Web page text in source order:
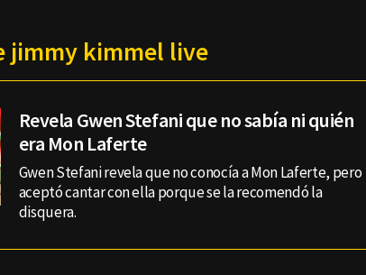
jimmy kimmel live
Revela Gwen Stefani que no sabía ni quién
era Mon Laferte
Gwen Stefani revela que no conocía a Mon Laferte, pero
aceptó cantar con ella porque se la recomendó la
disquera.